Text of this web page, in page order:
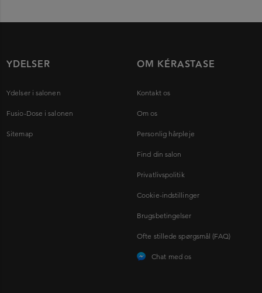
YDELSER
Ydelser i salonen
Fusio-Dose i salonen
Sitemap
OM KÉRASTASE
Kontakt os
Om os
Personlig hårpleje
Find din salon
Privatlivspolitik
Cookie-indstillinger
Brugsbetingelser
Ofte stillede spørgsmål (FAQ)
Chat med os